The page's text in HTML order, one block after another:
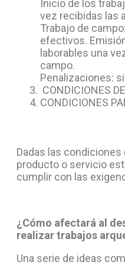
Inicio de los
vez recibidas las
Trabajo de
efectivos.
laborables una
campo.
Penalizaciones:
CONDICIONES
CONDICIONES
Dadas las
producto o servicio
cumplir con las
¿Cómo afectará al
realizar trabajos
Una serie de ideas